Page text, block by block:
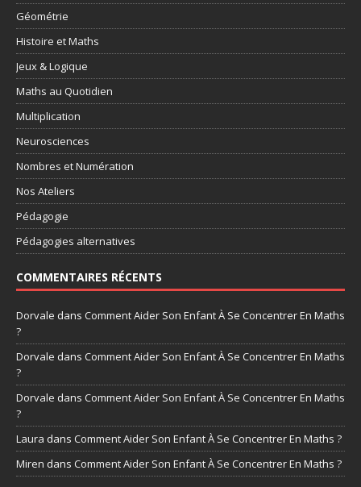
Géométrie
Histoire et Maths
Jeux & Logique
Maths au Quotidien
Multiplication
Neurosciences
Nombres et Numération
Nos Ateliers
Pédagogie
Pédagogies alternatives
COMMENTAIRES RÉCENTS
Dorvale dans Comment Aider Son Enfant À Se Concentrer En Maths
?
Dorvale dans Comment Aider Son Enfant À Se Concentrer En Maths
?
Dorvale dans Comment Aider Son Enfant À Se Concentrer En Maths
?
Laura dans Comment Aider Son Enfant À Se Concentrer En Maths ?
Miren dans Comment Aider Son Enfant À Se Concentrer En Maths ?